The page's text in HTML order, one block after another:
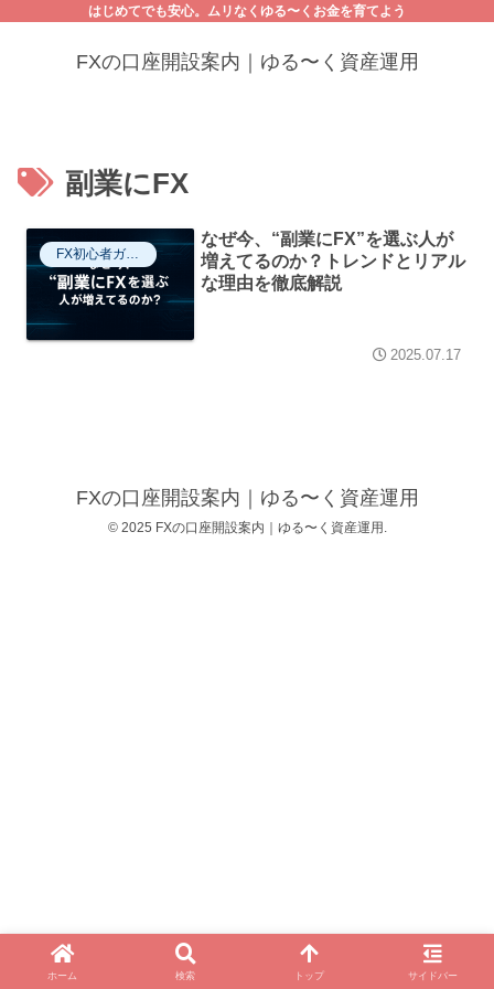
はじめてでも安心。ムリなくゆる〜くお金を育てよう
FXの口座開設案内｜ゆる〜く資産運用
副業にFX
FX初心者ガイド
なぜ今、“副業にFX”を選ぶ人が
増えてるのか？トレンドとリアル
な理由を徹底解説
2025.07.17
FXの口座開設案内｜ゆる〜く資産運用
© 2025 FXの口座開設案内｜ゆる〜く資産運用.
ホーム 検索 トップ サイドバー